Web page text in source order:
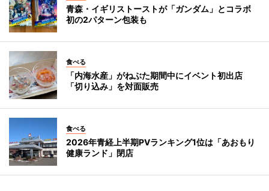
青森・イギリストーストが「ガンダム」とコラボ
初の2パターン包装も
食べる
「内海水産」がねぶた期間中にイベント初出店
「切り込み」を対面販売
食べる
2026年青経上半期PVランキング1位は「あおもり
健康ランド」閉店